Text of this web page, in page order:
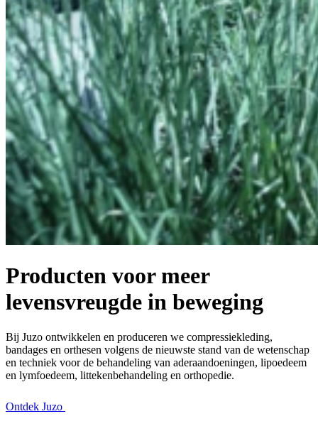
Producten voor meer
levensvreugde in beweging
Bij Juzo ontwikkelen en produceren we compressiekleding,
bandages en orthesen volgens de nieuwste stand van de wetenschap
en techniek voor de behandeling van aderaandoeningen, lipoedeem
en lymfoedeem, littekenbehandeling en orthopedie.
Ontdek Juzo